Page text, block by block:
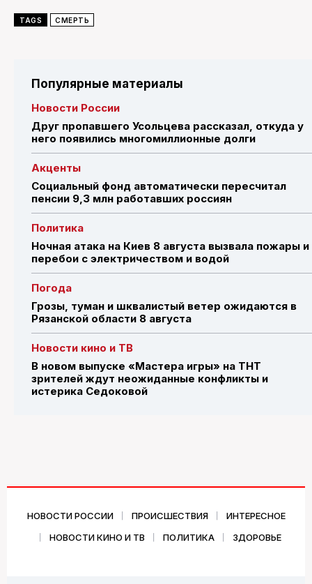
TAGS СМЕРТЬ
Популярные материалы
Новости России
Друг пропавшего Усольцева рассказал, откуда у
него появились многомиллионные долги
Акценты
Социальный фонд автоматически пересчитал
пенсии 9,3 млн работавших россиян
Политика
Ночная атака на Киев 8 августа вызвала пожары и
перебои с электричеством и водой
Погода
Грозы, туман и шквалистый ветер ожидаются в
Рязанской области 8 августа
Новости кино и ТВ
В новом выпуске «Мастера игры» на ТНТ
зрителей ждут неожиданные конфликты и
истерика Седоковой
НОВОСТИ РОССИИ ПРОИСШЕСТВИЯ
ИНТЕРЕСНОЕ
НОВОСТИ КИНО И ТВ
ПОЛИТИКА ЗДОРОВЬЕ